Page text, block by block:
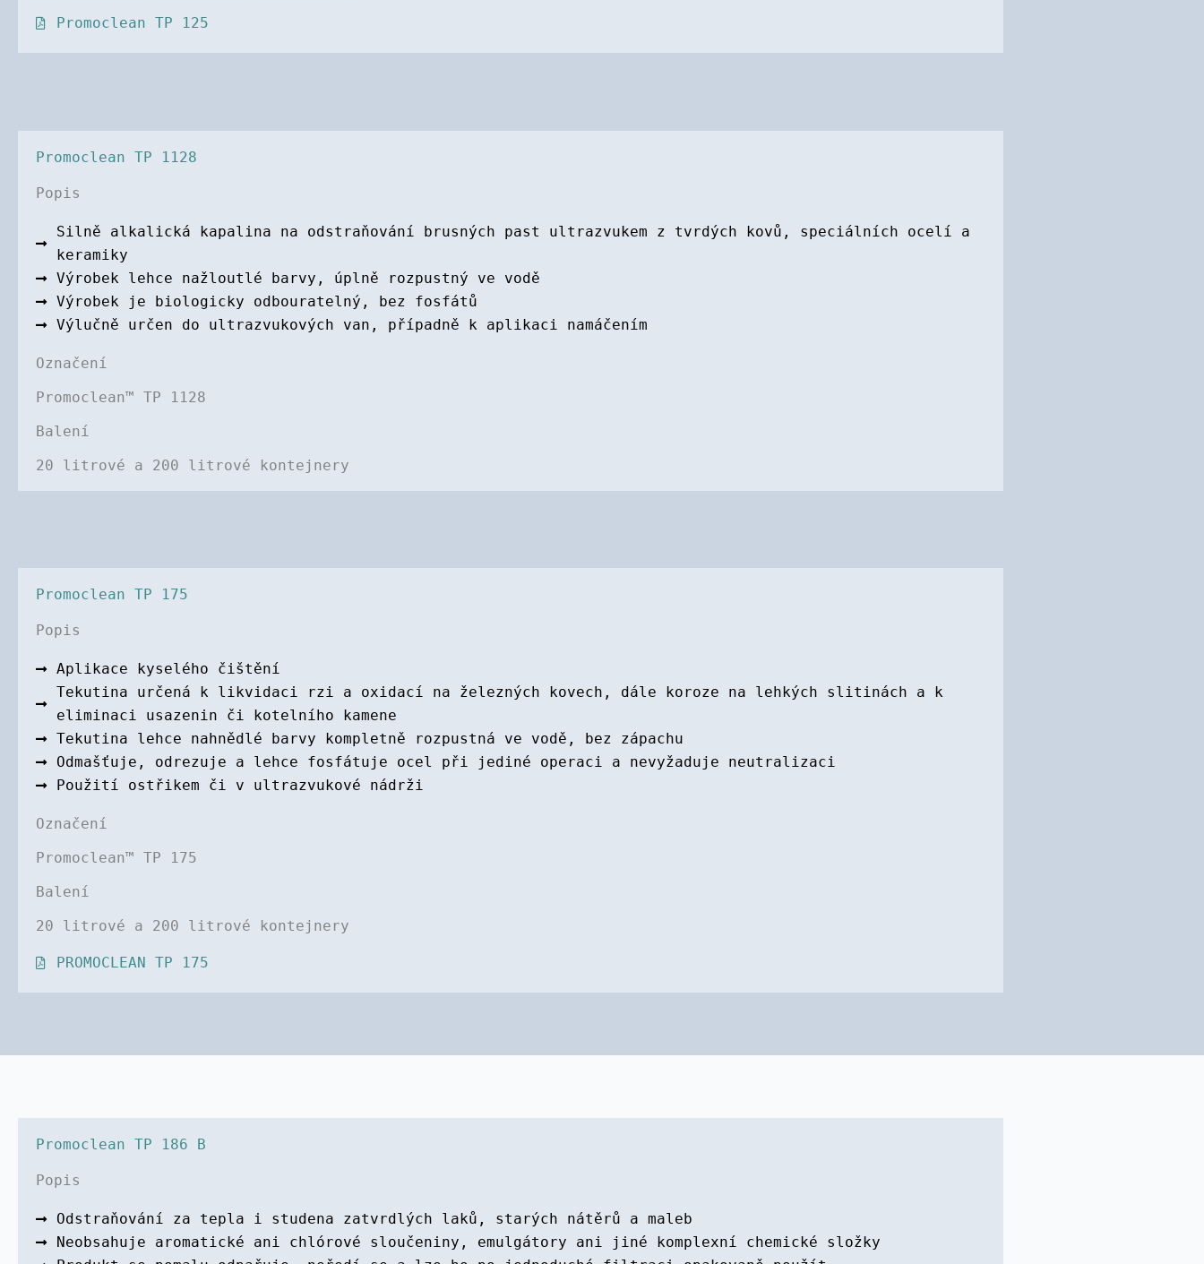
Promoclean TP 125
Promoclean TP 1128
Popis
Silně alkalická kapalina na odstraňování brusných past ultrazvukem z tvrdých kovů, speciálních ocelí a
keramiky
Výrobek lehce nažloutlé barvy, úplně rozpustný ve vodě
Výrobek je biologicky odbouratelný, bez fosfátů
Výlučně určen do ultrazvukových van, případně k aplikaci namáčením
Označení
Promoclean™ TP 1128
Balení
20 litrové a 200 litrové kontejnery
Promoclean TP 175
Popis
Aplikace kyselého čištění
Tekutina určená k likvidaci rzi a oxidací na železných kovech, dále koroze na lehkých slitinách a k
eliminaci usazenin či kotelního kamene
Tekutina lehce nahnědlé barvy kompletně rozpustná ve vodě, bez zápachu
Odmašťuje, odrezuje a lehce fosfátuje ocel při jediné operaci a nevyžaduje neutralizaci
Použití ostřikem či v ultrazvukové nádrži
Označení
Promoclean™ TP 175
Balení
20 litrové a 200 litrové kontejnery
PROMOCLEAN TP 175
Promoclean TP 186 B
Popis
Odstraňování za tepla i studena zatvrdlých laků, starých nátěrů a maleb
Neobsahuje aromatické ani chlórové sloučeniny, emulgátory ani jiné komplexní chemické složky